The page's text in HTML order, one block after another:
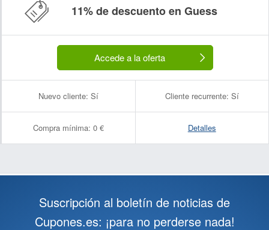
11% de descuento en Guess
Accede a la oferta
Nuevo cliente: Sí Cliente recurrente: Sí
Compra mínima: 0 € Detalles
Suscripción al boletín de noticias de
Cupones.es: ¡para no perderse nada!